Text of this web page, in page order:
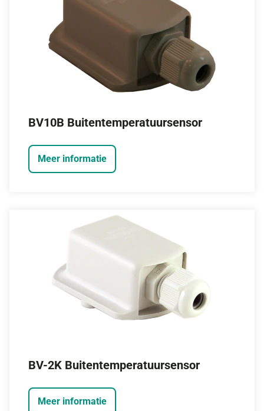
BV10B Buitentemperatuursensor
Meer informatie
BV-2K Buitentemperatuursensor
Meer informatie